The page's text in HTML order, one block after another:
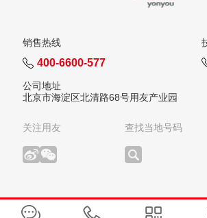
销售热线
400-6600-577
公司地址
北京市海淀区北清路68号用友产业园
关注用友 查找当地号码
版权所有：用友网络科技股份有